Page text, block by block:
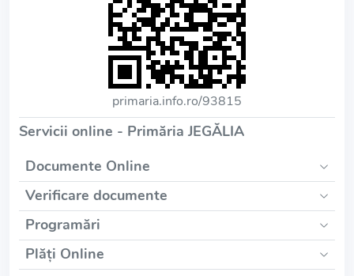
primaria.info.ro/93815
Servicii online - Primăria JEGĂLIA
Documente Online
Verificare documente
Programări
Plăți Online